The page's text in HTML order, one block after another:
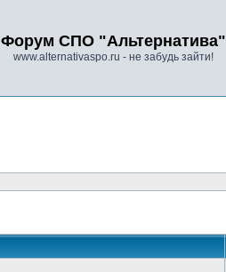
Форум СПО "Альтернатива"
www.alternativaspo.ru - не забудь зайти!